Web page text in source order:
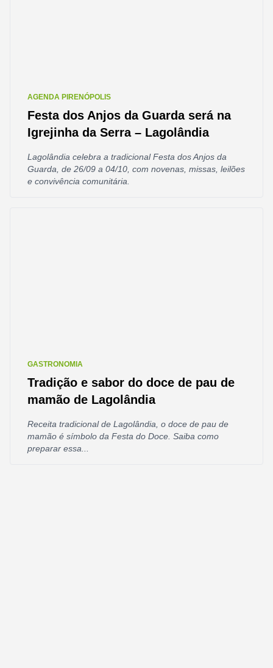
AGENDA PIRENÓPOLIS
Festa dos Anjos da Guarda será na
Igrejinha da Serra – Lagolândia
Lagolândia celebra a tradicional Festa dos Anjos da
Guarda, de 26/09 a 04/10, com novenas, missas, leilões
e convivência comunitária.
GASTRONOMIA
Tradição e sabor do doce de pau de
mamão de Lagolândia
Receita tradicional de Lagolândia, o doce de pau de
mamão é símbolo da Festa do Doce. Saiba como
preparar essa...